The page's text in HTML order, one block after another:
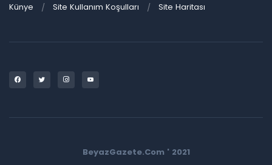
Künye Site Kullanım Koşulları Site Haritası
BeyazGazete.Com ' 2021